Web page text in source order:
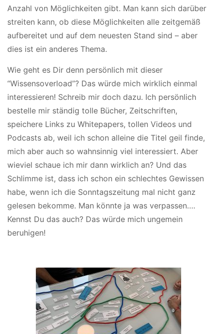
Anzahl von Möglichkeiten gibt. Man kann sich darüber
streiten kann, ob diese Möglichkeiten alle zeitgemäß
aufbereitet und auf dem neuesten Stand sind – aber
dies ist ein anderes Thema.
Wie geht es Dir denn persönlich mit dieser
“Wissensoverload”? Das würde mich wirklich einmal
interessieren! Schreib mir doch dazu. Ich persönlich
bestelle mir ständig tolle Bücher, Zeitschriften,
speichere Links zu Whitepapers, tollen Videos und
Podcasts ab, weil ich schon alleine die Titel geil finde,
mich aber auch so wahnsinnig viel interessiert. Aber
wieviel schaue ich mir dann wirklich an? Und das
Schlimme ist, dass ich schon ein schlechtes Gewissen
habe, wenn ich die Sonntagszeitung mal nicht ganz
gelesen bekomme. Man könnte ja was verpassen….
Kennst Du das auch? Das würde mich ungemein
beruhigen!